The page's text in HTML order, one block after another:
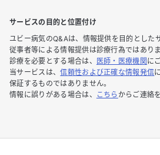
サービスの目的と位置付け
ユビー病気のQ&Aは、情報提供を目的とした
従事者等による情報提供は診療行為ではありま
診療を必要とする場合は、
医師・医療機関 に
当サービスは、信頼性および正確な情報発信
保証するものではありません。
情報に誤りがある場合は、
こちら からご連絡